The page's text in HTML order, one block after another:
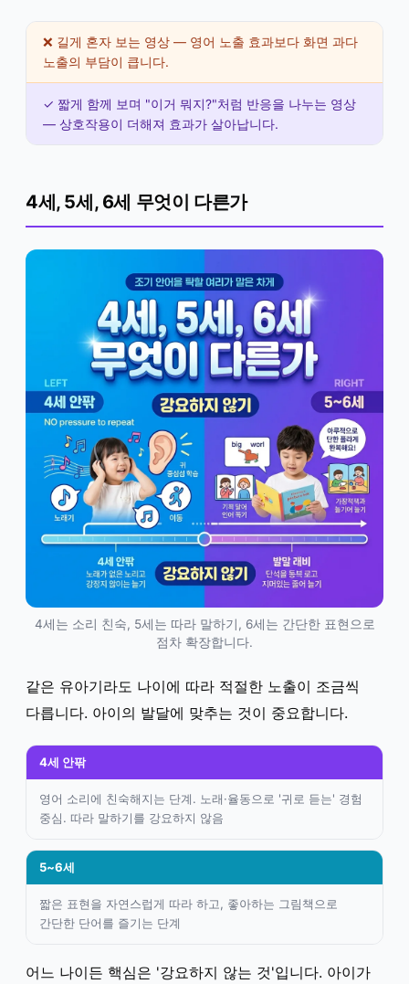
❌ 길게 혼자 보는 영상 — 영어 노출 효과보다 화면 과다
노출의 부담이 큽니다.
✓ 짧게 함께 보며 "이거 뭐지?"처럼 반응을 나누는 영상
— 상호작용이 더해져 효과가 살아납니다.
4세, 5세, 6세 무엇이 다른가
4세는 소리 친숙, 5세는 따라 말하기, 6세는 간단한 표현으로
점차 확장합니다.
같은 유아기라도 나이에 따라 적절한 노출이 조금씩
다릅니다. 아이의 발달에 맞추는 것이 중요합니다.
4세 안팎
영어 소리에 친숙해지는 단계. 노래·율동으로 '귀로 듣는' 경험
중심. 따라 말하기를 강요하지 않음
5~6세
짧은 표현을 자연스럽게 따라 하고, 좋아하는 그림책으로
간단한 단어를 즐기는 단계
어느 나이든 핵심은 '강요하지 않는 것'입니다. 아이가